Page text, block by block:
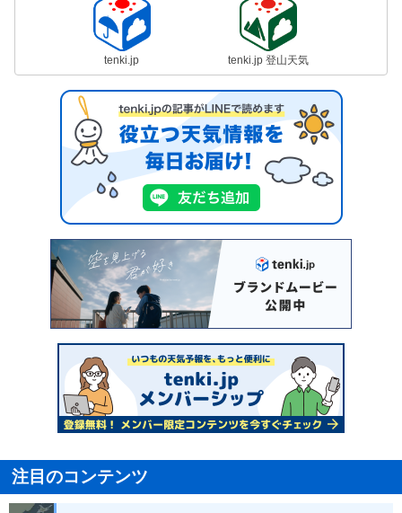
tenki.jp tenki.jp 登山天気
注目のコンテンツ